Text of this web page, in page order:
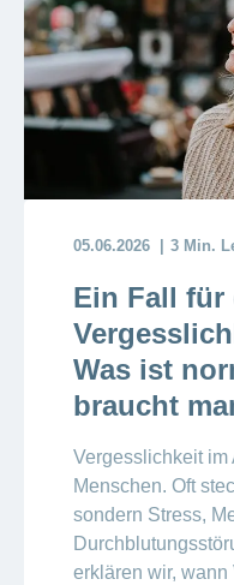
05.06.2026 3 Min.
Ein Fall für
Was ist
braucht
Vergesslichkeit im
Menschen. Oft
sondern Stress,
erklären wir,